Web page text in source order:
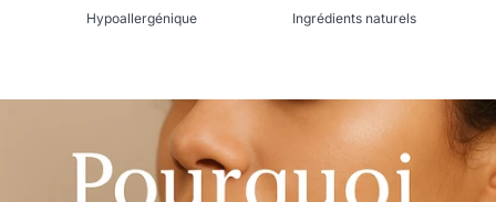
Hypoallergénique Ingrédients naturels